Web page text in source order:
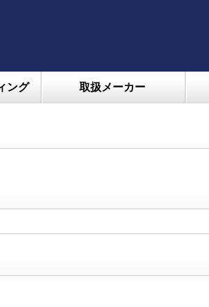
ング 取扱メーカー